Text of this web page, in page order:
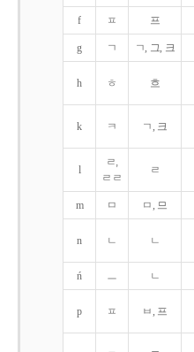
f ㅍ 프
g ㄱ ㄱ, 그, 크
h ㅎ 흐
k ㅋ ㄱ, 크
l
ㄹ,
ㄹㄹ
ㄹ
m ㅁ ㅁ, 므
n ㄴ ㄴ
ń ㅡ ㄴ
p ㅍ ㅂ, 프